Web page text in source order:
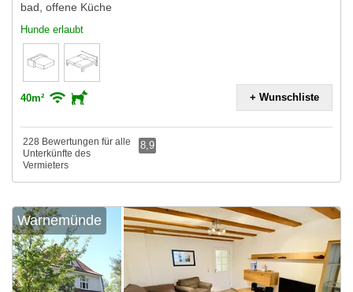
bad, offene Küche
Hunde erlaubt
40m² + Wunschliste
228 Bewertungen für alle
Unterkünfte des
Vermieters
8,9
Warnemünde